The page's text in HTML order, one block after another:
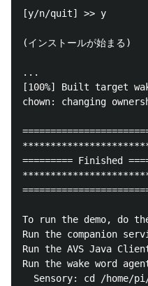
[y/n/quit] >> y
(インストールが始まる)
...
[100%] Built target
chown: changing
========= Finished
To run the demo, do
Run the companion
Run the AVS Java
Run the wake word
Sensory: cd /home/